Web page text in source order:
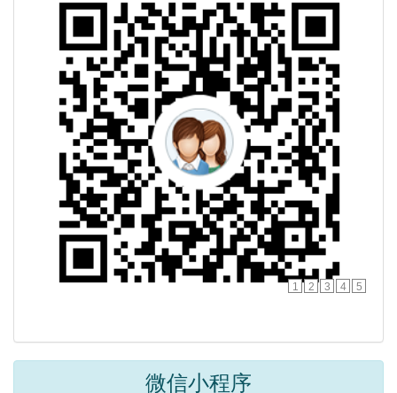
1 2 3 4 5
微信小程序